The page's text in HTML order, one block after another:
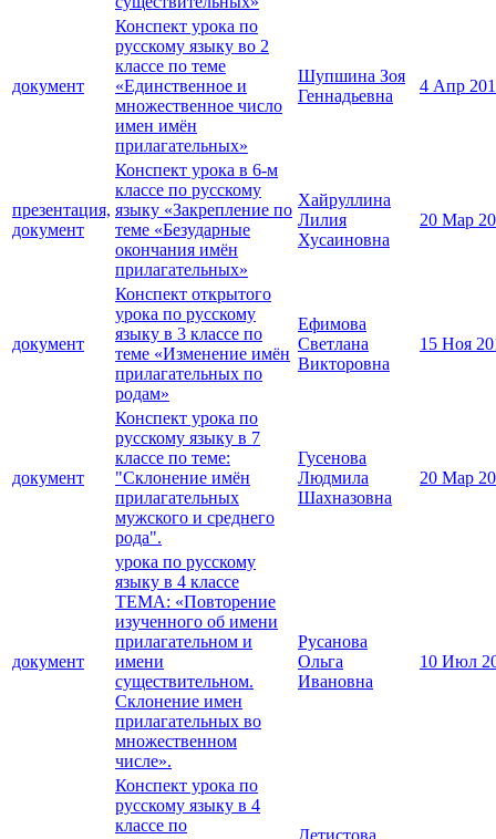
документ
Конспект урока по
русскому языку во 2
классе по теме
«Единственное и
множественное число
имен имён
прилагательных»
Шупшина Зоя
Геннадьевна
4 Апр
презентация,
документ
Конспект урока в 6-м
классе по русскому
языку «Закрепление по
теме «Безударные
окончания имён
прилагательных»
Хайруллина
Лилия
Хусаиновна
20 Мар
документ
Конспект открытого
урока по русскому
языку в 3 классе по
теме «Изменение имён
прилагательных по
родам»
Ефимова
Светлана
Викторовна
15 Ноя
документ
Конспект урока по
русскому языку в 7
классе по теме:
"Склонение имён
прилагательных
мужского и среднего
рода".
Гусенова
Людмила
Шахназовна
20 Мар
документ
урока по русскому
языку в 4 классе
ТЕМА: «Повторение
изученного об имени
прилагательном и
имени
существительном.
Склонение имен
прилагательных во
множественном
числе».
Русанова
Ольга
Ивановна
10 Июл
Конспект урока по
русскому языку в 4
классе по